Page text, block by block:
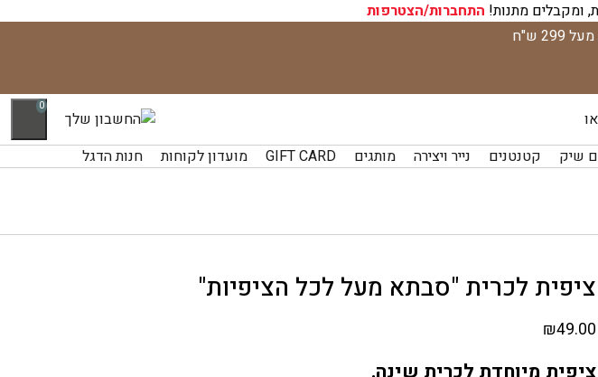
ומקבלים מתנות! התחברות/הצטרפות
ש"ח
0
שיק קטנטנים נייר ויצירה מותגים GIFT CARD מועדון לקוחות חנות הדגל
ציפית לכרית "סבתא מעל לכל הציפיות"
₪49.00